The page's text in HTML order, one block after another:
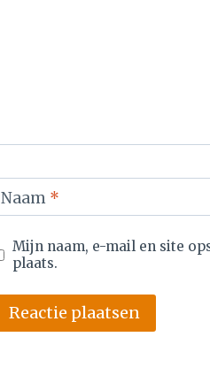
Naam *
Mijn naam, e-mail en site
plaats.